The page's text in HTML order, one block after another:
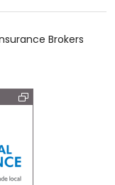
Brokers